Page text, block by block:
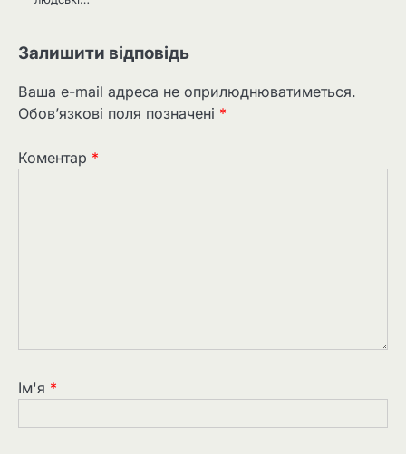
Залишити відповідь
Ваша e-mail адреса не оприлюднюватиметься.
Обов’язкові поля позначені *
Коментар *
Ім'я *